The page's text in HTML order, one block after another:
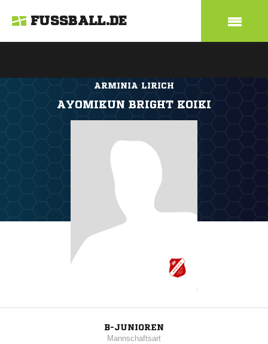
FUSSBALL.DE
ARMINIA LIRICH
AYOMIKUN BRIGHT KOIKI
B-JUNIOREN
Mannschaftsart